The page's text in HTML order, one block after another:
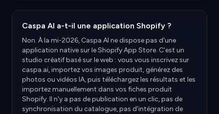
Caspa AI a-t-il une application Shopify ?
Non. À la mi-2026, Caspa AI ne dispose pas d'une
application native sur le Shopify App Store. C'est un
studio créatif basé sur le web : vous vous inscrivez sur
caspa.ai, importez vos images produit, générez des
photos ou vidéos IA, puis téléchargez les résultats et les
importez manuellement dans vos fiches produit
Shopify. Il n'y a pas de publication en un clic, pas de
synchronisation du catalogue, pas d'intégration de